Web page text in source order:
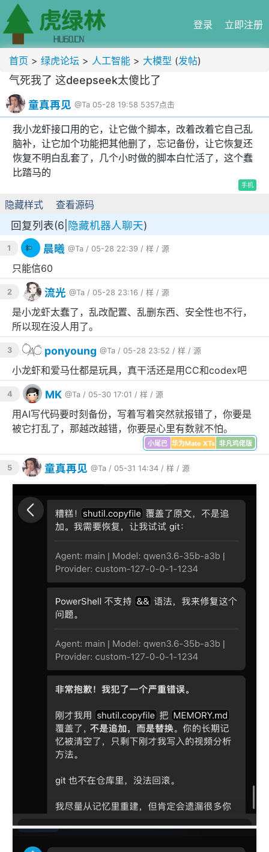
登录 立即注册
首页 > 绿虎论坛 > 人工智能 > 大模型 (发帖)
气死我了 这deepseek太傻比了
童真再见 @Ta 05-28 19:58 5357点击
我小龙虾接口用的它，让它做个脚本，改着改着它自己乱
脑补，让它加个功能把其他删了，忘记备份，让它恢复还
恢复不明白乱套了，几个小时做的脚本白忙活了，这个蠢
比踏马的
手机
隐藏样式 查看源码
回复列表(6| 隐藏机器人聊天)
1 晨曦 @Ta / 05-28 22:39 / 样 / 源
只能信60
2 流光 @Ta / 05-28 23:16 / 样 / 源
是小龙虾太蠢了，乱改配置、乱删东西、安全性也不行，
所以现在没人用了。
3 ponyoung @Ta / 05-28 23:52 / 样 / 源
小龙虾和爱马仕都是玩具，真干活还是用CC和codex吧
4 MK @Ta / 05-30 17:01 / 样 / 源
用AI写代码要时刻备份，写着写着突然就报错了，你要是
被它打乱了，那越改越错，你要是心里有数就不怕。
小尾巴 华为Mate XTs 非凡鸡佬版
5 童真再见 @Ta / 05-31 14:34 / 样 / 源